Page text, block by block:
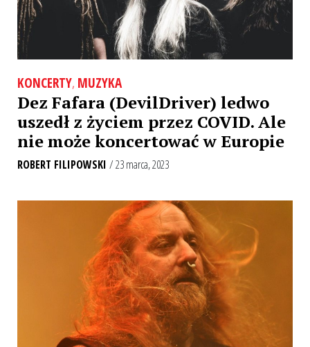
KONCERTY, MUZYKA
Dez Fafara (DevilDriver) ledwo
uszedł z życiem przez COVID. Ale
nie może koncertować w Europie
ROBERT FILIPOWSKI / 23 marca, 2023